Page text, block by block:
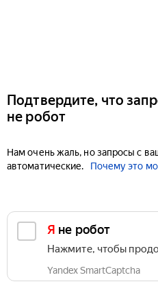
Подтвердите, что
не робот
Нам очень жаль, но запросы с
автоматические.
Почему это
Я не робот
Нажмите, чтобы
Yandex SmartCaptcha